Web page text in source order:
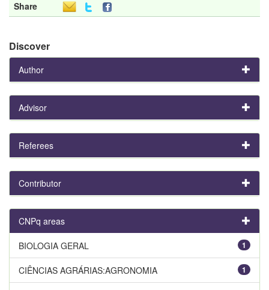
Share
Discover
Author
Advisor
Referees
Contributor
CNPq areas
1
BIOLOGIA GERAL
1
CIÊNCIAS AGRÁRIAS:AGRONOMIA